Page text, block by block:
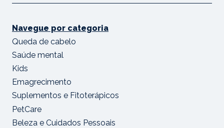
Navegue por categoria
Queda de cabelo
Saúde mental
Kids
Emagrecimento
Suplementos e Fitoterápicos
PetCare
Beleza e Cuidados Pessoais